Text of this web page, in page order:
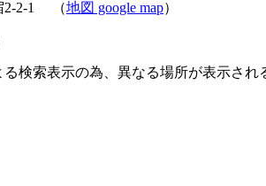
2-2-1 （地図 google map）
検索表示の為、異なる場所が表示され